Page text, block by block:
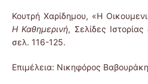
Κουτρή Χαρίδημου, «Η
Η Καθημερινή, Σελίδες
σελ. 116-125.
Επιμέλεια: Νικηφόρος